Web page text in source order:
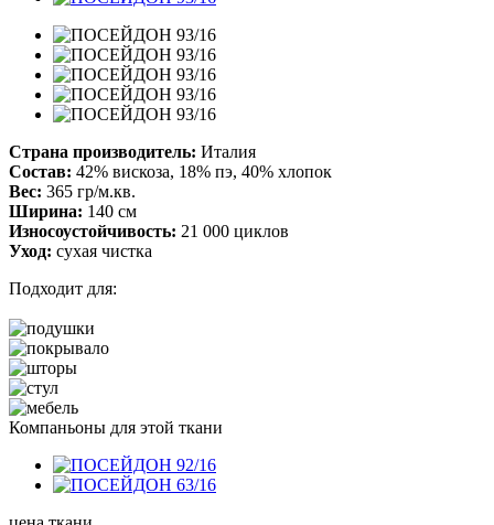
Страна производитель: Италия
Состав: 42% вискоза, 18% пэ, 40% хлопок
Вес: 365 гр/м.кв.
Ширина: 140 см
Износоустойчивость: 21 000 циклов
Уход: сухая чистка
Подходит для:
Компаньоны для этой ткани